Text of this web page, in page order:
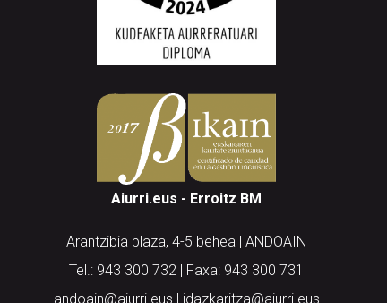
Aiurri.eus - Erroitz BM
Arantzibia plaza, 4-5 behea | ANDOAIN
Tel.: 943 300 732 | Faxa: 943 300 731
andoain@aiurri.eus | idazkaritza@aiurri.eus